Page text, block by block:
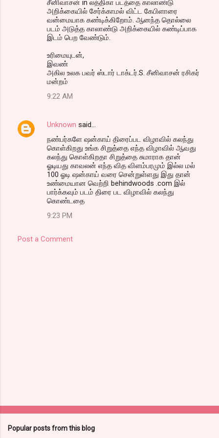
சீனிவாசன் in லத்திகா படத்தை காலாண்டு
அறிக்கையில் சேர்க்காமல் விட்ட கேபிளாரை
வன்மையாக கண்டிக்கிறோம். ஆனந்த தொல்லை
படம் அடுத்த காலாண்டு அறிக்கையில் கண்டிப்பாக
இடம் பெற வேண்டும்.
உரிமையுடன்,
இவண்
அகில உலக பவர் ஸ்டார் டாக்டர்.S. சீனிவாசன் ரசிகர்
மன்றம்
9:22 AM
Unknown said…
நண்பர்களே ஷன்காய் திரைப்பட விழாவில் கலந்து
கொள்கிறது உங்க சிறுத்தை எந்த விழாவில் ஆவது
கலந்து கொள்கிறதா சிறுத்தை சுமாராக தான்
ஓடியது காவலன் எந்த வித விளம்பரமும் இல்ல மல்
100 ஓடி ஷன்காய் வரை சென்றுள்ளது இது தான்
உண்மையான வெற்றி behindwoods .com இல்
பார்க்கவும் படம் திரை பட விழாவில் கலந்து
கொண்டதை
9:23 PM
Post a Comment
Popular posts from this blog